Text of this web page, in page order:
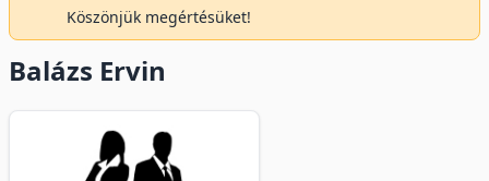
Köszönjük megértésüket!
Balázs Ervin